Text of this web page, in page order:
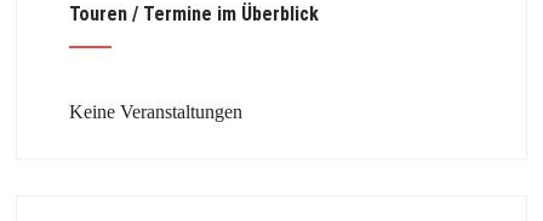
Touren / Termine im Überblick
Keine Veranstaltungen